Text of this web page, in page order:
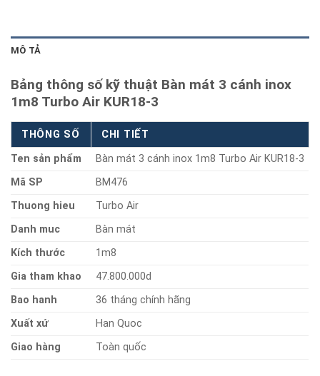
MÔ TẢ
Bảng thông số kỹ thuật Bàn mát 3 cánh inox
1m8 Turbo Air KUR18-3
THÔNG SỐ
CHI TIẾT
Ten sản phẩm
Bàn mát 3 cánh inox 1m8 Turbo Air KUR18-3
Mã SP
BM476
Thuong hieu
Turbo Air
Danh muc
Bàn mát
Kích thước
1m8
Gia tham khao
47.800.000d
Bao hanh
36 tháng chính hãng
Xuất xứ
Han Quoc
Giao hàng
Toàn quốc